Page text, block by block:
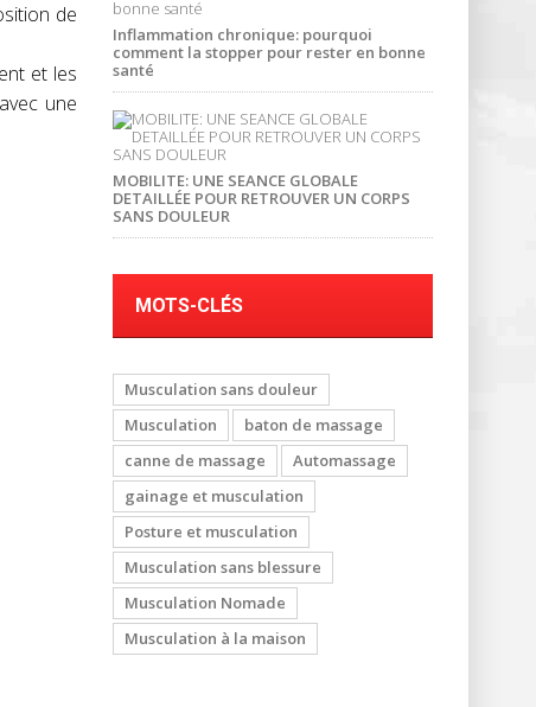
de
et les
une
Inflammation chronique: pourquoi
comment la stopper pour rester en bonne
santé
MOBILITE: UNE SEANCE GLOBALE
DETAILLÉE POUR RETROUVER UN CORPS
SANS DOULEUR
MOTS-CLÉS
Musculation sans douleur
Musculation
baton de massage
canne de massage
Automassage
gainage et musculation
Posture et musculation
Musculation sans blessure
Musculation Nomade
Musculation à la maison